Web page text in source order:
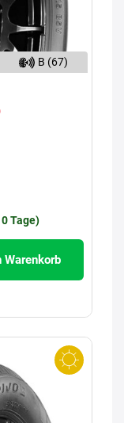
B (67)
Tage)
Warenkorb